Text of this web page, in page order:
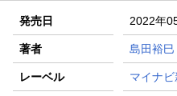
発売日 2022年
著者 島田裕巳
レーベル マイナ